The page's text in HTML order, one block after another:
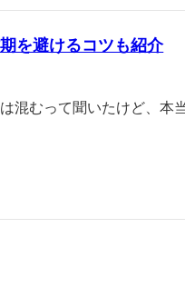
を避けるコツも紹介
混むって聞いたけど、本